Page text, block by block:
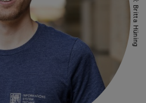
Bild: Britta Hüning